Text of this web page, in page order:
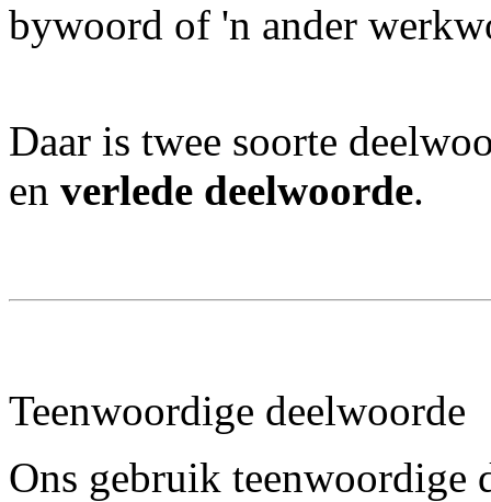
bywoord of 'n ander
Daar is twee soorte
en verlede deelwoorde.
Teenwoordige deelwoorde
Ons gebruik teenwoordige